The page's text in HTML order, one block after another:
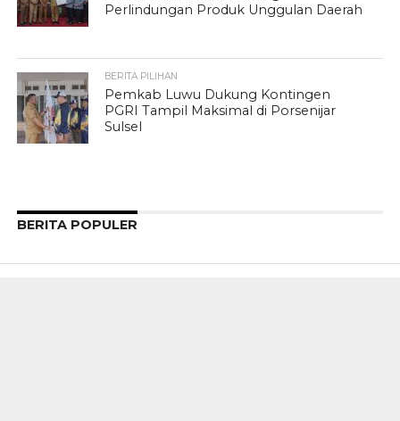
Perlindungan Produk Unggulan Daerah
BERITA PILIHAN
Pemkab Luwu Dukung Kontingen
PGRI Tampil Maksimal di Porsenijar
Sulsel
BERITA POPULER